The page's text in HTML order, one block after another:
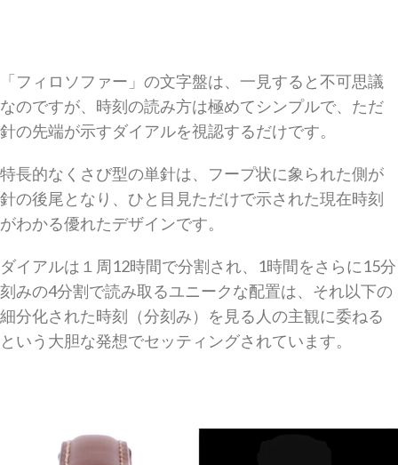
「フィロソファー」の文字盤は、一見すると不可思議
なのですが、時刻の読み方は極めてシンプルで、ただ
針の先端が示すダイアルを視認するだけです。
特長的なくさび型の単針は、フープ状に象られた側が
針の後尾となり、ひと目見ただけで示された現在時刻
がわかる優れたデザインです。
ダイアルは１周12時間で分割され、1時間をさらに15分
刻みの4分割で読み取るユニークな配置は、それ以下の
細分化された時刻（分刻み）を見る人の主観に委ねる
という大胆な発想でセッティングされています。